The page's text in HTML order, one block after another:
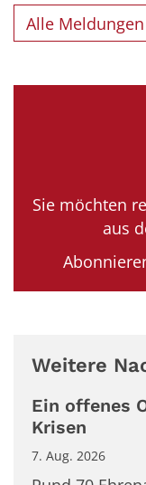
Alle Meldungen
Sie möchten
aus
Weitere
Ein offenes
Krisen
7. Aug. 2026